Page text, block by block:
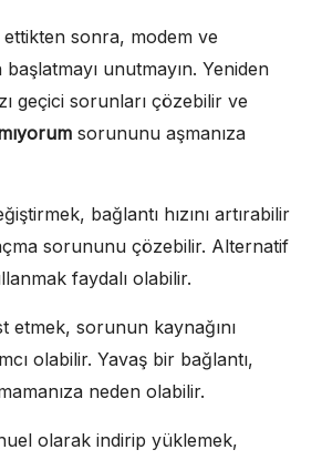
sonra, modem ve
başlatmayı unutmayın. Yeniden
geçici sorunları çözebilir ve
sorununu aşmanıza
bağlantı hızını artırabilir
sorununu çözebilir. Alternatif
faydalı olabilir.
etmek, sorunun kaynağını
olabilir. Yavaş bir bağlantı,
neden olabilir.
olarak indirip yüklemek,